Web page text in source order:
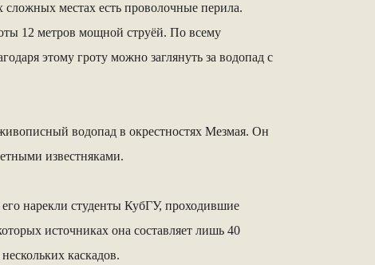
сложных местах есть проволочные перила.
12 метров мощной струёй. По всему
этому гроту можно заглянуть за водопад с
водопад в окрестностях Мезмая. Он
известняками.
нарекли студенты КубГУ, проходившие
источниках она составляет лишь 40
каскадов.